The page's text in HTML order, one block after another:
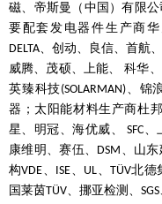
磁、帝斯曼（中国）有限
要配套发电器件生产商华
DELTA、创动、良信、首航
威腾、茂硕、上能、 科华
英臻科技(SOLARMAN)、锦
器；太阳能材料生产商杜邦
星、明冠、海优威、SFC、
康维明、赛伍、 DSM 、山
构VDE、 ISE、 UL、TÜV北德
国莱茵TÜV、挪亚检测、 SGS